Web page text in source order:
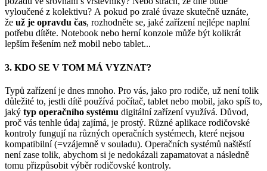
vyloučené z kolektivu? A pokud po zralé úvaze skutečně uznáte,
že už je opravdu čas, rozhodněte se, jaké zařízení nejlépe naplní
potřebu dítěte. Notebook nebo herní konzole může být kolikrát
lepším řešením než mobil nebo tablet...
3. KDO SE V TOM MÁ VYZNAT?
Typů zařízení je dnes mnoho. Pro vás, jako pro rodiče, už není tolik
důležité to, jestli dítě používá počítač, tablet nebo mobil, jako spíš to,
jaký typ operačního systému digitální zařízení využívá. Důvod,
proč vás tenhle údaj zajímá, je prostý. Různé aplikace rodičovské
kontroly fungují na různých operačních systémech, které nejsou
kompatibilní (=vzájemně v souladu). Operačních systémů naštěstí
není zase tolik, abychom si je nedokázali zapamatovat a následně
tomu přizpůsobit výběr rodičovské kontroly.